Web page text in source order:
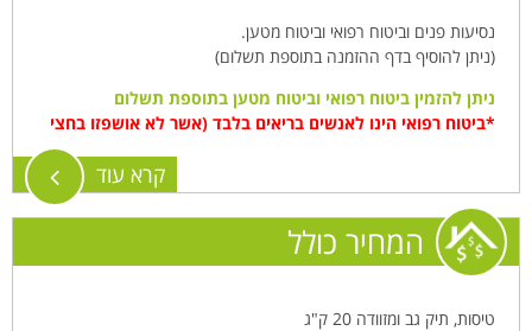
נסיעות פנים וביטוח רפואי וביטוח מטען.
(ניתן להוסיף בדף ההזמנה בתוספת תשלום)
ניתן להזמין ביטוח רפואי וביטוח מטען בתוספת תשלום
*ביטוח רפואי הינו לאנשים בריאים בלבד (אשר לא אושפזו בחצי
רפואי קיים או אדם בעל מחלה או שנוטל תרופות באופן
קרא עוד
המחיר כולל
טיסות, תיק גב ומזוודה 20 ק"ג